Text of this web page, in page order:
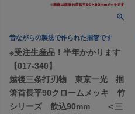
昔ながらの製法で作られた掴箸です
※受注生産品！半年かかります
【017-340】
越後三条打刃物 東京一光 掴
箸首長平90クロームメッキ 竹
シリーズ 飲込90mm ＜三